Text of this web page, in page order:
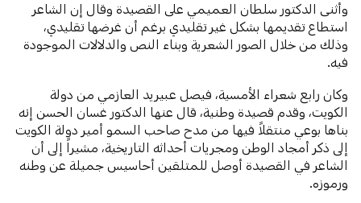
وأثنى الدكتور سلطان العميمي على القصيدة وقال إن الشاعر
استطاع تقديمها بشكل غير تقليدي برغم أن غرضها تقليدي،
وذلك من خلال الصور الشعرية وبناء النص والدلالات الموجودة
فيه.
وكان رابع شعراء الأمسية، فيصل عبيريد العازمي من دولة
الكويت، وقدم قصيدة وطنية، قال عنها الدكتور غسان الحسن إنه
بناها بوعي منتقلاً فيها من مدح صاحب السمو أمير دولة الكويت
إلى ذكر أمجاد الوطن ومجريات أحداثه التاريخية، مشيراً إلى أن
الشاعر في القصيدة أوصل للمتلقين أحاسيس جميلة عن وطنه
ورموزه.